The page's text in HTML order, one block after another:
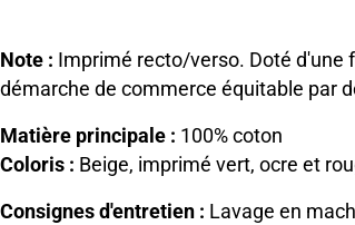
Note : Imprimé recto/verso. Doté d'une
démarche de commerce équitable par
Matière principale : 100% coton
Coloris : Beige, imprimé vert, ocre et
Consignes d'entretien : Lavage en